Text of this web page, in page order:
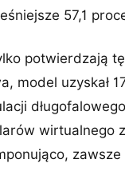
57,1
potwierdzają
model uzyskał
wirtualnego